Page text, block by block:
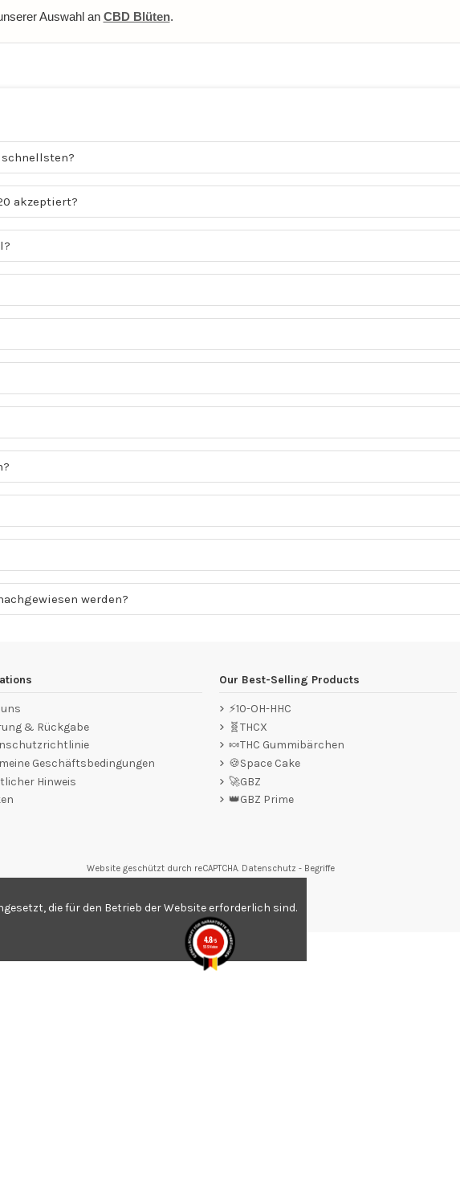
Auswahl an CBD Blüten.
akzeptiert?
werden?
& Rückgabe
Geschäftsbedingungen
Hinweis
Our Best-Selling Products
⚡10-OH-HHC
🧬THCX
🍬THC Gummibärchen
🍪Space Cake
🚀GBZ
👑GBZ Prime
Website geschützt durch reCAPTCHA. Datenschutz - Begriffe
die für den Betrieb der Website erforderlich sind.
4.8/5
559 Noten